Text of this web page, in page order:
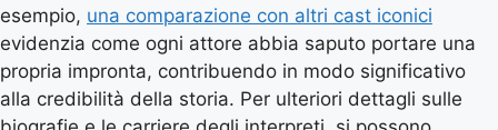
esempio, una comparazione con altri cast iconici
evidenzia come ogni attore abbia saputo portare una
propria impronta, contribuendo in modo significativo
alla credibilità della storia. Per ulteriori dettagli sulle